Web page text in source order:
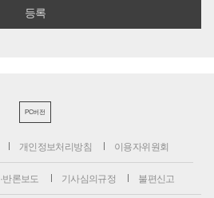
PC버전
개인정보처리방침 이용자위원회
반론보도 기사심의규정 불편신고